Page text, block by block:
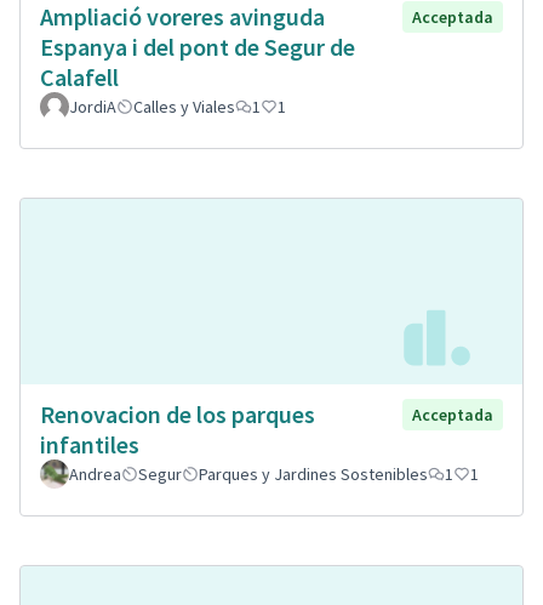
Ampliació voreres avinguda
Espanya i del pont de Segur de
Calafell
Acceptada
JordiA Calles y Viales 1 1
Renovacion de los parques
infantiles
Acceptada
Andrea Segur Parques y Jardines Sostenibles 1 1